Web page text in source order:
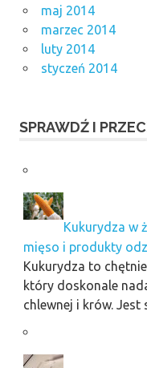
maj 2014
marzec 2014
luty 2014
styczeń 2014
SPRAWDŹ I
Kukurydza w
mięso i produkty
Kukurydza to
który doskonale
chlewnej i krów. Jest